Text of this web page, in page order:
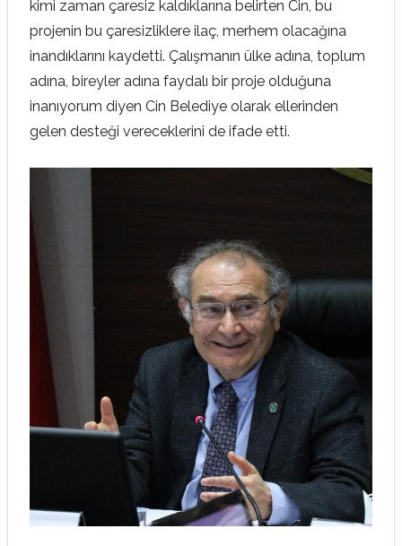
kimi zaman çaresiz kaldıklarına belirten Cin, bu
projenin bu çaresizliklere ilaç, merhem olacağına
inandıklarını kaydetti. Çalışmanın ülke adına, toplum
adına, bireyler adına faydalı bir proje olduğuna
inanıyorum diyen Cin Belediye olarak ellerinden
gelen desteği vereceklerini de ifade etti.